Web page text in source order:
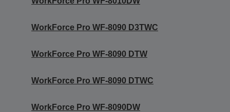
WorkForce Pro WF-8090 D3TWC
WorkForce Pro WF-8090 DTW
WorkForce Pro WF-8090 DTWC
WorkForce Pro WF-8090DW